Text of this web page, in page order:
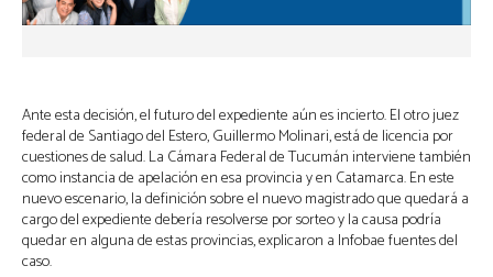
Ante esta decisión, el futuro del expediente aún es incierto. El otro juez
federal de Santiago del Estero, Guillermo Molinari, está de licencia por
cuestiones de salud. La Cámara Federal de Tucumán interviene también
como instancia de apelación en esa provincia y en Catamarca. En este
nuevo escenario, la definición sobre el nuevo magistrado que quedará a
cargo del expediente debería resolverse por sorteo y la causa podría
quedar en alguna de estas provincias, explicaron a Infobae fuentes del
caso.